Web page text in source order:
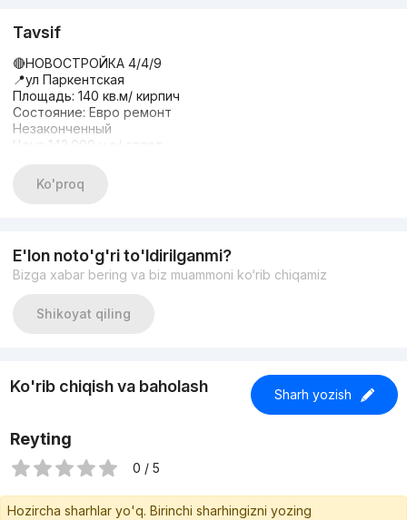
Tavsif
🔴НОВОСТРОЙКА 4/4/9
📍ул Паркентская
Площадь: 140 кв.м/ кирпич
Состояние: Евро ремонт
Незаконченный
Цена 143.000 у.е/ старт
📞+99890-980-60-06
Ko'proq
E'lon noto'g'ri to'ldirilganmi?
Bizga xabar bering va biz muammoni ko‘rib chiqamiz
Shikoyat qiling
Ko'rib chiqish va baholash Sharh yozish
Reyting
0 / 5
Hozircha sharhlar yo'q. Birinchi sharhingizni yozing